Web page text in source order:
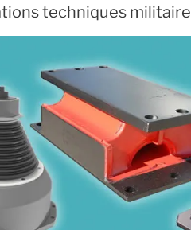
techniques